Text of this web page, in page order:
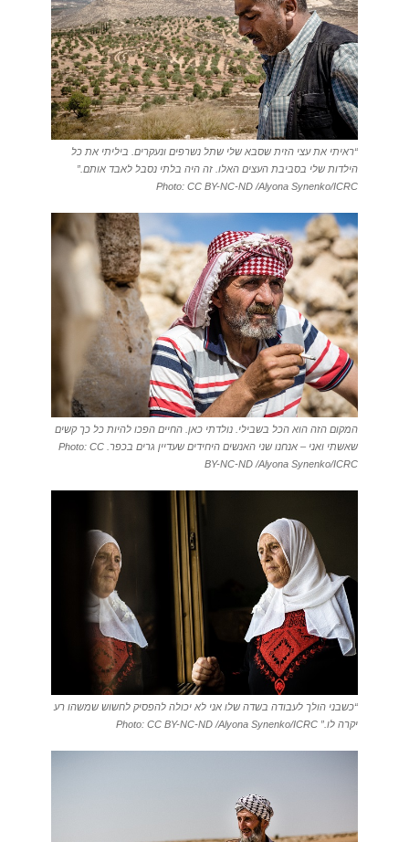
“ראיתי את עצי הזית שסבא שלי שתל נשרפים ונעקרים. ביליתי את כל
הילדות שלי בסביבת העצים האלו. זה היה בלתי נסבל לאבד אותם.”
Photo: CC BY-NC-ND /Alyona Synenko/ICRC
המקום הזה הוא הכל בשבילי. נולדתי כאן. החיים הפכו להיות כל כך קשים
שאשתי ואני – אנחנו שני האנשים היחידים שעדיין גרים בכפר. Photo: CC
BY-NC-ND /Alyona Synenko/ICRC
“כשבני הולך לעבודה בשדה שלו אני לא יכולה להפסיק לחשוש שמשהו רע
יקרה לו.” Photo: CC BY-NC-ND /Alyona Synenko/ICRC